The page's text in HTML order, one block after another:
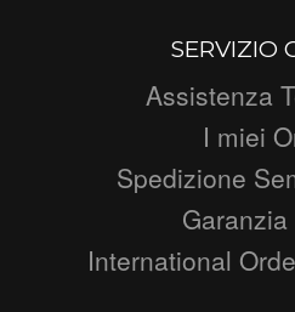
SERVIZIO
Assistenza
I miei
Spedizione
International